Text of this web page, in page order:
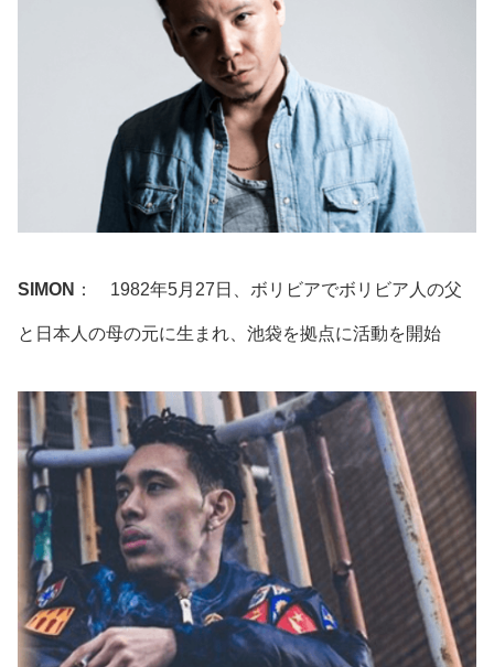
SIMON ： 1982年5月27日、ボリビアでボリビア人の父
と日本人の母の元に生まれ、池袋を拠点に活動を開始